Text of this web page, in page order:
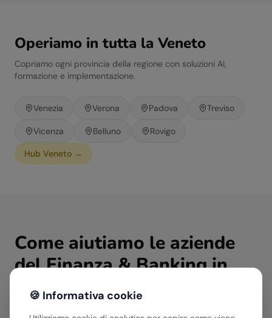
🍪 Informativa cookie
Operiamo in tutta la Veneto
Copriamo ogni provincia della regione con soluzioni AI,
formazione e implementazione.
Venezia Verona Padova Treviso
Vicenza Belluno Rovigo
Hub Veneto →
Come aiutiamo le aziende
delFinanza & Bankingin
Veneto